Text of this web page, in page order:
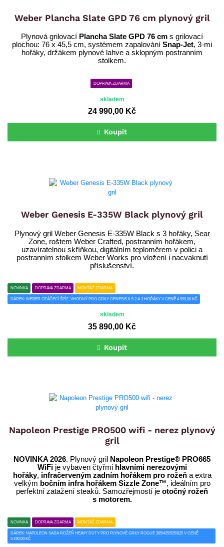
Weber Plancha Slate GPD 76 cm plynový gril
Plynová grilovací Plancha Slate GPD 76 cm s grilovací
plochou: 76 x 45,5 cm, systémem zapalování Snap-Jet, 3-mi
hořáky, držákem plynové lahve a sklopným postranním
stolkem.
DOPRAVA ZDARMA
skladem
24 990,00 Kč
Koupit
Weber Genesis E-335W Black plynový gril
Plynový gril Weber Genesis E-335W Black s 3 hořáky, Sear
Zone, roštem Weber Crafted, postranním hořákem,
uzavíratelnou skříňkou, digitálním teploměrem v polici a
postranním stolkem Weber Works pro vložení i nacvaknutí
příslušenství.
NOVINKA DOPRAVA ZDARMA MONTÁŽ ZDARMA
DÁREK: WEBER OTÁČECÍ ŠPÍZ, VHODNÝ PRO GRILY GENESIS II S 2 A 3 HOŘÁKY V CENĚ 4 999,00 KČ
skladem
35 890,00 Kč
Koupit
Napoleon Prestige PRO500 wifi - nerez plynový
gril
NOVINKA 2026. Plynový gril Napoleon Prestige® PRO665
WiFije vybaven čtyřmihlavními nerezovými
hořáky, infračerveným zadním hořákem pro rožeňa extra
velkým bočním infra hořákem Sizzle Zone™, ideálním pro
perfektní zatažení steaků. Samozřejmostí je otočný rožeň
s motorem.
NOVINKA DOPRAVA ZDARMA MONTÁŽ ZDARMA
DÁREK: NAPOLEON SADA ROŽEŇ HEAVY DUTY PRO PLYNOVÉ GRILY ROGUE 365/425/525/625 V CENĚ
5 190,00 KČ